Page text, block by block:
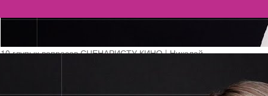
10 глупых вопросов СЦЕНАРИСТУ КИНО | Николай